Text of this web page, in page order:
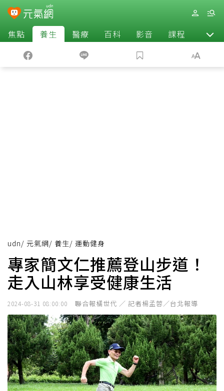
焦點 養生 醫療 百科 影音 課程 退休
udn/ 元氣網/ 養生/ 運動健身
專家簡文仁推薦登山步道！
走入山林享受健康生活
2024-08-31 08:00:00 聯合報橘世代 ／ 記者楊孟蓉／台北報導